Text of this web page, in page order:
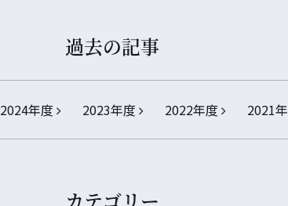
過去の記事
2024年度 2023年度 2022年度 2021
カテゴリー